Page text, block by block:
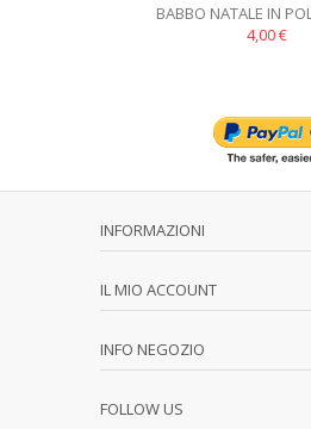
BABBO NATALE IN
CONFEZIONE DA
4,00 €
INFORMAZIONI
IL MIO ACCOUNT
INFO NEGOZIO
FOLLOW US